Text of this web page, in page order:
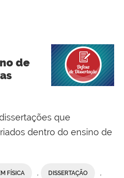
de
que
dentro do ensino de
FÍSICA , DISSERTAÇÃO ,